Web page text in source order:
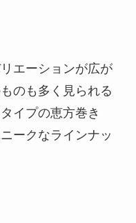
エーションが広が
のも多く見られる
イプの恵方巻き
ークなラインナッ